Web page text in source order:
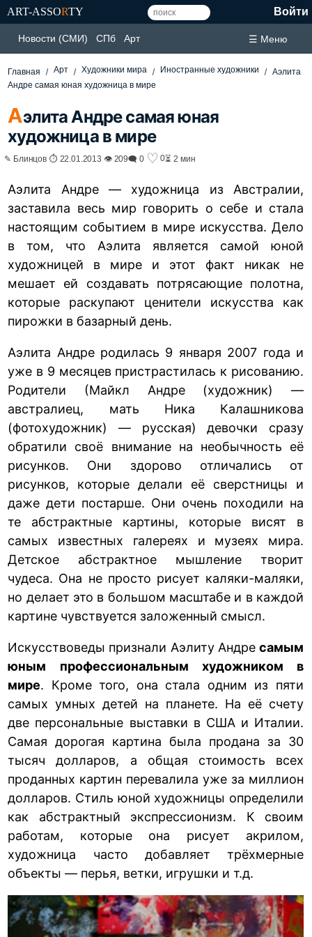
ART-ASSORTY Войти
Новости (СМИ) СПб Арт ☰ Меню
Главная Арт Художники мира Иностранные художники
Аэлита
Андре самая юная художница в мире
Аэлита Андре самая юная
художница в мире
✎ Блинцов ⏱ 22.01.2013 👁 209🗨 0 ♡ 0⏳ 2 мин
Аэлита Андре — художница из Австралии,
заставила весь мир говорить о себе и стала
настоящим событием в мире искусства. Дело
в том, что Аэлита является самой юной
художницей в мире и этот факт никак не
мешает ей создавать потрясающие полотна,
которые раскупают ценители искусства как
пирожки в базарный день.
Аэлита Андре родилась 9 января 2007 года и
уже в 9 месяцев пристрастилась к рисованию.
Родители (Майкл Андре (художник) —
австралиец, мать Ника Калашникова
(фотохудожник) — русская) девочки сразу
обратили своё внимание на необычность её
рисунков. Они здорово отличались от
рисунков, которые делали её сверстницы и
даже дети постарше. Они очень походили на
те абстрактные картины, которые висят в
самых известных галереях и музеях мира.
Детское абстрактное мышление творит
чудеса. Она не просто рисует каляки-маляки,
но делает это в большом масштабе и в каждой
картине чувствуется заложенный смысл.
Искусствоведы признали Аэлиту Андре самым
юным профессиональным художником в
мире. Кроме того, она стала одним из пяти
самых умных детей на планете. На её счету
две персональные выставки в США и Италии.
Самая дорогая картина была продана за 30
тысяч долларов, а общая стоимость всех
проданных картин перевалила уже за миллион
долларов. Стиль юной художницы определили
как абстрактный экспрессионизм. К своим
работам, которые она рисует акрилом,
художница часто добавляет трёхмерные
объекты — перья, ветки, игрушки и т.д.